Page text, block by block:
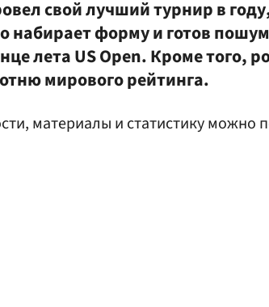
свой лучший турнир в
набирает форму и готов
лета US Open. Кроме того,
мирового рейтинга.
материалы и статистику можно